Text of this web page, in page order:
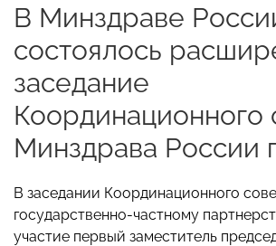
В Минздраве
состоялось
заседание
Координационного
Минздрава России
В заседании Координационного
государственно-частному
участие первый заместитель